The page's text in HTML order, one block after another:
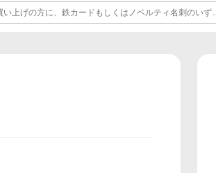
上げの方に、鉄カードもしくはノベルティ名刺のいずれ
なり次第終了となります。